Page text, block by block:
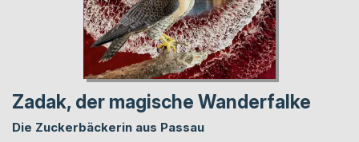
Zadak, der magische Wanderfalke
Die Zuckerbäckerin aus Passau